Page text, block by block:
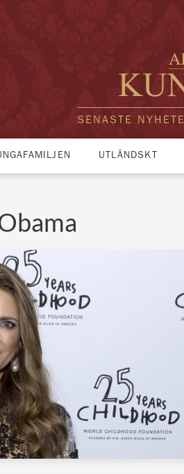
SENASTE
UTLÄNDSKT